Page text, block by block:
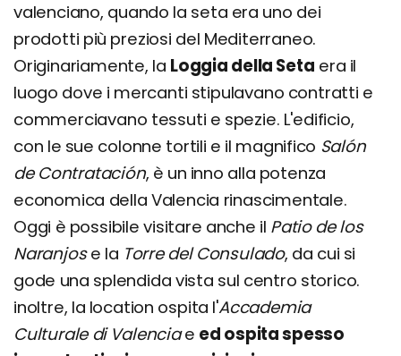
valenciano, quando la seta era uno dei
prodotti più preziosi del Mediterraneo.
Originariamente, la Loggia della Seta era il
luogo dove i mercanti stipulavano contratti e
commerciavano tessuti e spezie. L'edificio,
con le sue colonne tortili e il magnifico Salón
de Contratación, è un inno alla potenza
economica della Valencia rinascimentale.
Oggi è possibile visitare anche il Patio de los
Naranjose la Torre del Consulado, da cui si
gode una splendida vista sul centro storico.
inoltre, la location ospita l'Accademia
Culturale di Valenciae ed ospita spesso